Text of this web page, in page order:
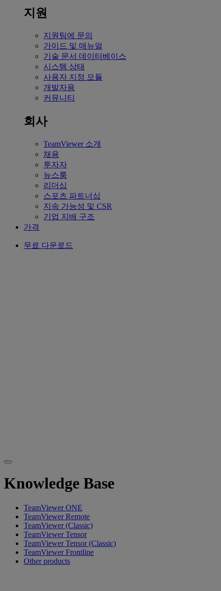
지원
지원팀에 문의
가이드 및 매뉴얼
기술 문서 데이터베이스
시스템 상태
사용자 지정 모듈
개발자용
커뮤니티
회사
TeamViewer 소개
채용
투자자
뉴스룸
리더십
스포츠 파트너십
지속 가능성 및 CSR
기업 지배 구조
가격
무료 다운로드
Knowledge Base
TeamViewer ONE
TeamViewer Remote
TeamViewer (Classic)
TeamViewer Tensor
TeamViewer Tensor (Classic)
TeamViewer Frontline
Other products